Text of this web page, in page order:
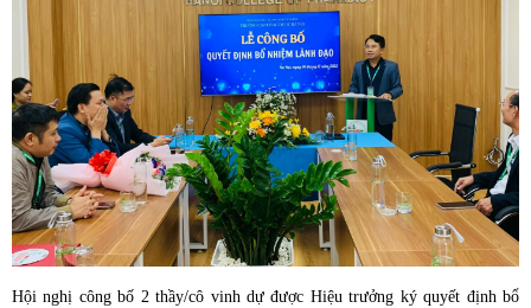
Hội nghị công bố 2 thầy/cô vinh dự được Hiệu trưởng ký quyết định bổ